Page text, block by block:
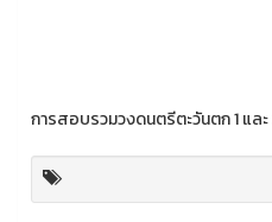
การสอบรวมวงดนตรีตะวันตก 1 และ